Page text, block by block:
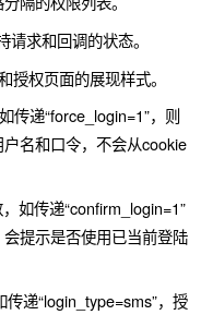
求和回调的状态。
授权页面的展现样式。
传递“force_login=1”，则
名和口令，不会从cookie
如传递“confirm_login=1”
提示是否使用已当前登陆
传递“login_type=sms”，授